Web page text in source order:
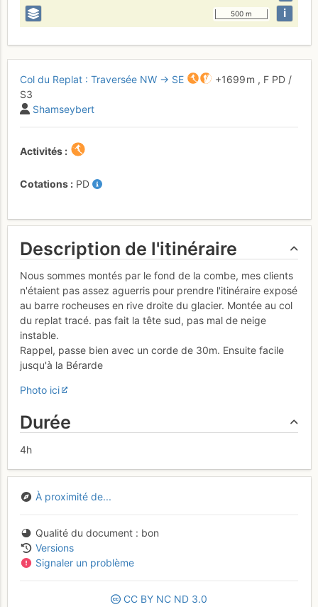
500 m i
Col du Replat : Traversée NW → SE +1699 m , F PD /
S3
Shamseybert
Activités
Cotations PD
Description de l'itinéraire
Nous sommes montés par le fond de la combe, mes clients
n'étaient pas assez aguerris pour prendre l'itinéraire exposé
au barre rocheuses en rive droite du glacier. Montée au col
du replat tracé. pas fait la tête sud, pas mal de neige
instable.
Rappel, passe bien avec un corde de 30m. Ensuite facile
jusqu'à la Bérarde
Photo ici
Durée
4h
À proximité de...
Qualité du document
bon
Versions
Signaler un problème
CC BY NC ND 3.0